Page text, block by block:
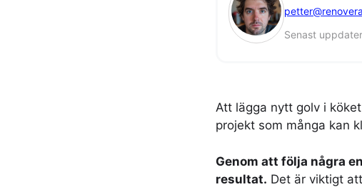
Senast
Att lägga nytt golv i
projekt som många kan
Genom att följa några
resultat. Det är viktigt